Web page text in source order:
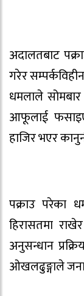
अदालतबाट
गरेर
धमलाले
आफूलाई
हाजिर भएर
पक्राउ परेका
हिरासतमा
अनुसन्धान
ओखलढुङ्गाले